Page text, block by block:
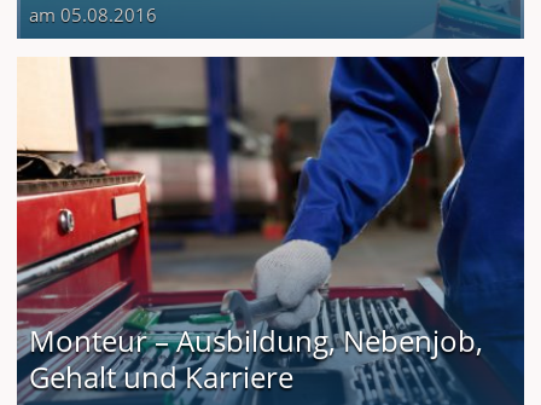
am 05.08.2016
Monteur – Ausbildung, Nebenjob,
Gehalt und Karriere